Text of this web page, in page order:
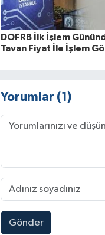
DOFRB İlk İşlem
Tavan Fiyat İle İşlem
Yorumlar (1)
Gönder